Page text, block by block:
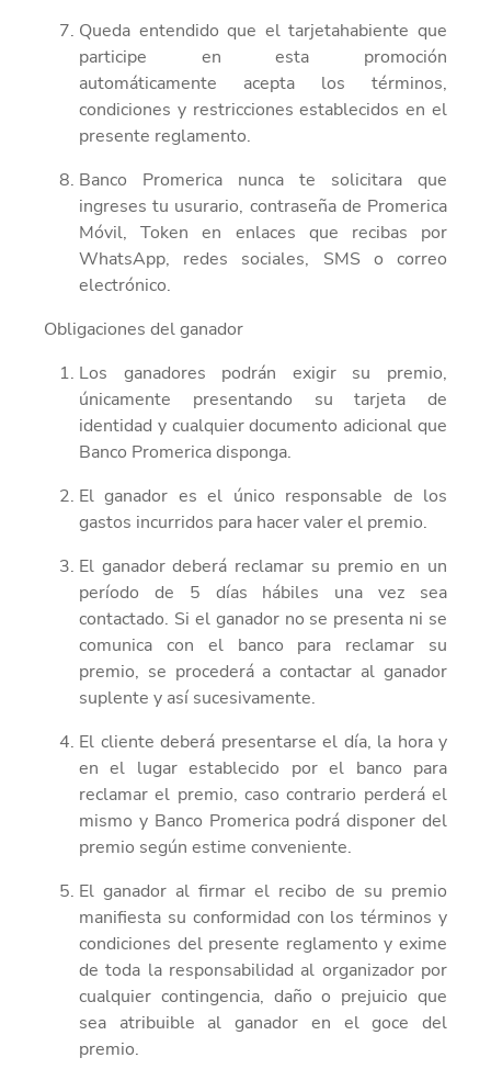
Queda entendido que el tarjetahabiente que
participe en esta
promoción
automáticamente
acepta los términos,
condiciones y restricciones establecidos en el
presente reglamento.
Banco Promerica nunca te solicitara que
ingreses tu usurario, contraseña de Promerica
Móvil, Token en enlaces que recibas por
WhatsApp, redes sociales, SMS o correo
electrónico.
Obligaciones del ganador
Los ganadores podrán exigir su premio,
únicamente presentando su tarjeta de
identidad y cualquier documento adicional que
Banco Promerica disponga.
El ganador es el único responsable de los
gastos incurridos para hacer valer el premio.
El ganador deberá reclamar su premio en un
período de
5 días
hábiles una vez sea
contactado. Si el ganador no se presenta ni se
comunica con el banco para reclamar su
premio, se procederá a contactar al ganador
suplente y así sucesivamente.
El cliente deberá presentarse el día, la hora y
en el lugar establecido por el banco para
reclamar el premio, caso contrario perderá el
mismo y Banco Promerica podrá disponer del
premio según estime conveniente.
El ganador al firmar el recibo de su premio
manifiesta su conformidad con los términos y
condiciones del presente reglamento y exime
de toda la responsabilidad al organizador por
cualquier contingencia, daño o prejuicio que
sea atribuible al ganador en el goce del
premio.